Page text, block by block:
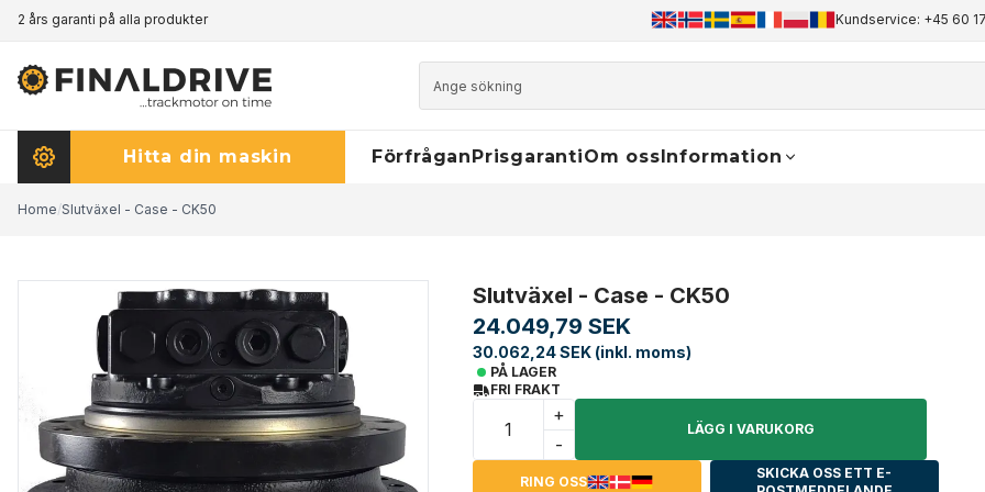
2 års garanti på alla produkterPrismatch - klicka här för att läsa mer +45 60 17 81 50 info@finaldrive-trackmotors.com WhatsApp
Kundservice: +45 60
Hitta din maskin FörfråganPrisgarantiOm ossInformation
Home/Slutväxel - Case - CK50
Slutväxel - Case - CK50
24.049,79 SEK
30.062,24 SEK (inkl. moms)
PÅ LAGER
FRI FRAKT
+
-
LÄGG I VARUKORG
RING OSS
SKICKA OSS ETT E-